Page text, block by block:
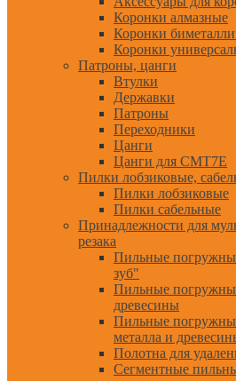
Коронки алмазные
Коронки
Коронки
Патроны, цанги
Втулки
Державки
Патроны
Переходники
Цанги
Цанги для CMT7E
Пилки лобзиковые,
Пилки лобзиковые
Пилки сабельные
Принадлежности для
резака
Пильные
зуб"
Пильные
древесины
Пильные
металла и
Полотна для
Сегментные